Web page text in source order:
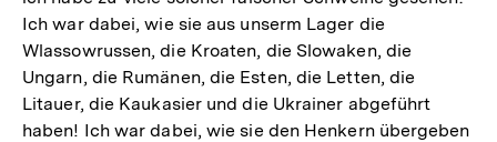
Ich war dabei, wie sie aus unserm Lager die
Wlassowrussen, die Kroaten, die Slowaken, die
Ungarn, die Rumänen, die Esten, die Letten, die
Litauer, die Kaukasier und die Ukrainer abgeführt
haben! Ich war dabei, wie sie den Henkern übergeben